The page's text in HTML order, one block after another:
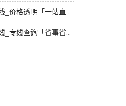
深圳到北京物流专线_价格透明「一站直达」
泉州到北京物流专线_专线查询「省事省心」